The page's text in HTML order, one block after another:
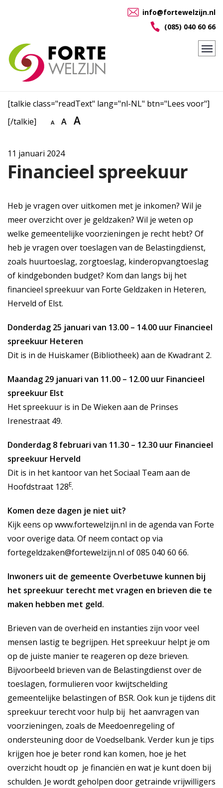
info@fortewelzijn.nl
(085) 040 60 66
[talkie class="readText" lang="nl-NL" btn="Lees voor"]
[/talkie]
A A A
11 januari 2024
Financieel spreekuur
Heb je vragen over uitkomen met je inkomen? Wil je
meer overzicht over je geldzaken? Wil je weten op
welke gemeentelijke voorzieningen je recht hebt? Of
heb je vragen over toeslagen van de Belastingdienst,
zoals huurtoeslag, zorgtoeslag, kinderopvangtoeslag
of kindgebonden budget? Kom dan langs bij het
financieel spreekuur van Forte Geldzaken in Heteren,
Herveld of Elst.
Donderdag 25 januari van 13.00 – 14.00 uur Financieel
spreekuur Heteren
Dit is in de Huiskamer (Bibliotheek) aan de Kwadrant 2.
Maandag 29 januari van 11.00 – 12.00 uur Financieel
spreekuur Elst
Het spreekuur is in De Wieken aan de Prinses
Irenestraat 49.
Donderdag 8 februari van 11.30 – 12.30 uur Financieel
spreekuur Herveld
Dit is in het kantoor van het Sociaal Team aan de
Hoofdstraat 128E.
Komen deze dagen je niet uit?
Kijk eens op www.fortewelzijn.nl in de agenda van Forte
voor overige data. Of neem contact op via
fortegeldzaken@fortewelzijn.nl of 085 040 60 66.
Inwoners uit de gemeente Overbetuwe kunnen bij
het spreekuur terecht met vragen en brieven die te
maken hebben met geld.
Brieven van de overheid en instanties zijn voor veel
mensen lastig te begrijpen. Het spreekuur helpt je om
op de juiste manier te reageren op deze brieven.
Bijvoorbeeld brieven van de Belastingdienst over de
toeslagen, formulieren voor kwijtschelding
gemeentelijke belastingen of BSR. Ook kun je tijdens dit
spreekuur terecht voor hulp bij het aanvragen van
voorzieningen, zoals de Meedoenregeling of
ondersteuning door de Voedselbank. Verder kun je tips
krijgen hoe je beter rond kan komen, hoe je het
overzicht houdt op je financiën en wat je kunt doen bij
schulden. Je wordt geholpen door getrainde vrijwilligers